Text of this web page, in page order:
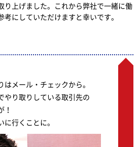
り上げました。これから弊社で一緒に働
にしていただけますと幸いです。
はメール・チェックから。
やり取りしている取引先の
！
行くことに。